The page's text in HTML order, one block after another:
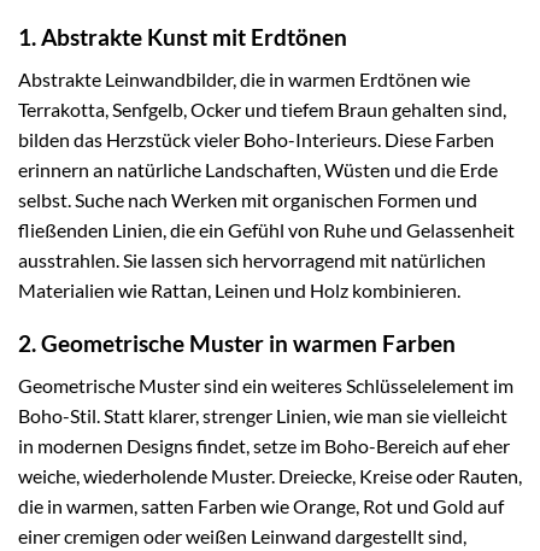
1. Abstrakte Kunst mit Erdtönen
Abstrakte Leinwandbilder, die in warmen Erdtönen wie
Terrakotta, Senfgelb, Ocker und tiefem Braun gehalten sind,
bilden das Herzstück vieler Boho-Interieurs. Diese Farben
erinnern an natürliche Landschaften, Wüsten und die Erde
selbst. Suche nach Werken mit organischen Formen und
fließenden Linien, die ein Gefühl von Ruhe und Gelassenheit
ausstrahlen. Sie lassen sich hervorragend mit natürlichen
Materialien wie Rattan, Leinen und Holz kombinieren.
2. Geometrische Muster in warmen Farben
Geometrische Muster sind ein weiteres Schlüsselelement im
Boho-Stil. Statt klarer, strenger Linien, wie man sie vielleicht
in modernen Designs findet, setze im Boho-Bereich auf eher
weiche, wiederholende Muster. Dreiecke, Kreise oder Rauten,
die in warmen, satten Farben wie Orange, Rot und Gold auf
einer cremigen oder weißen Leinwand dargestellt sind,